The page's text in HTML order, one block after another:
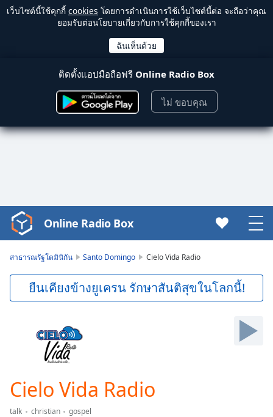
เว็บไซต์นี้ใช้คุกกี้ cookies โดยการดำเนินการใช้เว็บไซต์นี้ต่อ จะถือว่าคุณ
ยอมรับต่อนโยบายเกี่ยวกับการใช้คุกกี้ของเรา
ติดตั้งแอปมือถือฟรี Online Radio Box
ไม่ ขอบคุณ
Video
Player
Backward
Current
Time 0:00
Online Radio Box
สาธารณรัฐโดมินิกัน Santo Domingo Cielo Vida Radio
ยืนเคียงข้างยูเครน รักษาสันติสุขในโลกนี้!
Cielo Vida Radio
talk christian
gospel